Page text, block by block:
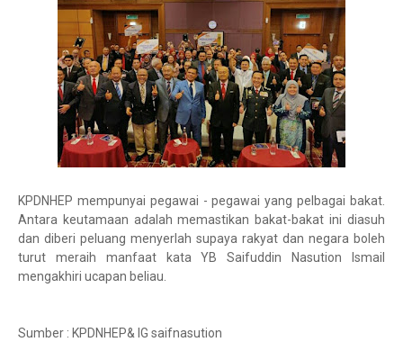
KPDNHEP mempunyai pegawai - pegawai yang pelbagai bakat.
Antara keutamaan adalah memastikan bakat-bakat ini diasuh
dan diberi peluang menyerlah supaya rakyat dan negara boleh
turut meraih manfaat kata YB Saifuddin Nasution Ismail
mengakhiri ucapan beliau.
Sumber : KPDNHEP& IG saifnasution